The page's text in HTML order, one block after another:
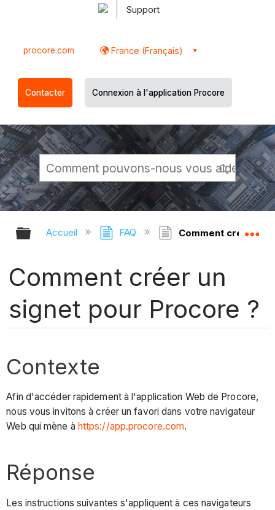
Support
procore.com France (Français)
Contacter Connexion à l'application Procore
Développer/réduire la hiérarchie
Accueil FAQ Comment créer un
Comment créer un
signet pour Procore ?
Contexte
Afin d'accéder rapidement à l'application Web de Procore,
nous vous invitons à créer un favori dans votre navigateur
Web qui mène à https://app.procore.com.
Réponse
Les instructions suivantes s'appliquent à ces navigateurs